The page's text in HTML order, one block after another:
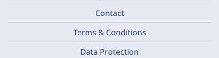
Contact
Terms & Conditions
Data Protection